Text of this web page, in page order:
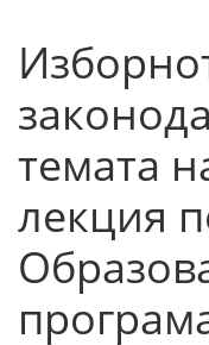
темата
лекция